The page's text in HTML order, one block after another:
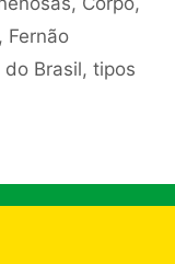
, Fernão
Brasil, tipos